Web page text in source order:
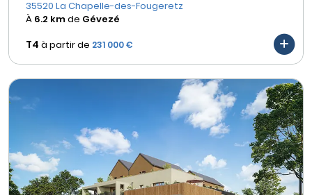
35520 La Chapelle-des-Fougeretz
À 6.2 kmde Gévezé
T4 à partir de 231 000 €